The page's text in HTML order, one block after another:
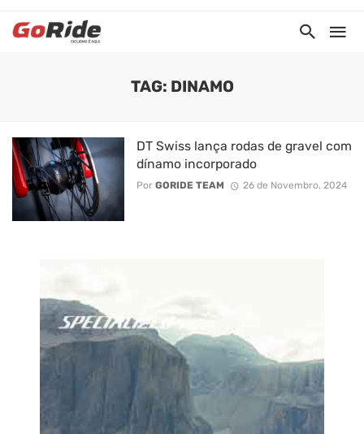
TAG: DINAMO
DT Swiss lança rodas de gravel com
dínamo incorporado
Por GORIDE TEAM 26 de Novembro, 2024